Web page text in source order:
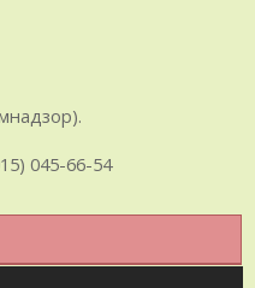
045-66-54